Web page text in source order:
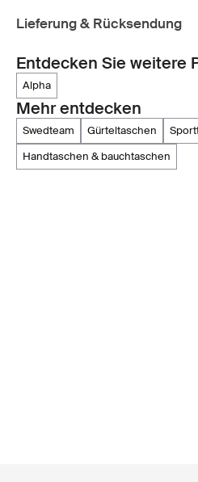
Lieferung & Rücksendung
Entdecken Sie weitere
alpha
Mehr entdecken
swedteam gürteltaschen
handtaschen & bauchtaschen